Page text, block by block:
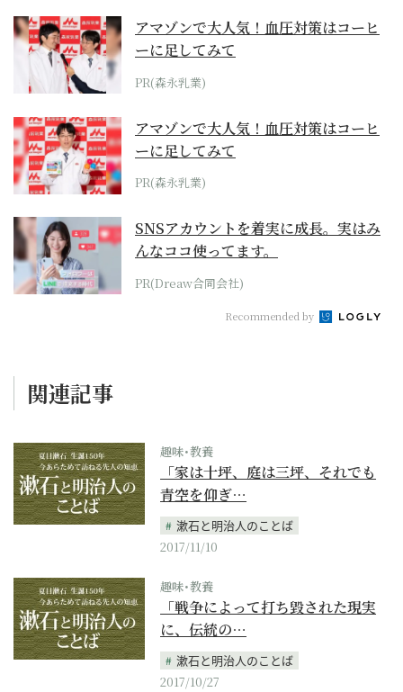
アマゾンで大人気！血圧対策はコーヒ
ーに足してみて
PR(森永乳業)
アマゾンで大人気！血圧対策はコーヒ
ーに足してみて
PR(森永乳業)
SNSアカウントを着実に成長。実はみ
んなココ使ってます。
PR(Dreaw合同会社)
Recommended by
関連記事
趣味･教養
「家は十坪、庭は三坪、それでも
青空を仰ぎ…
漱石と明治人のことば
2017/11/10
趣味･教養
「戦争によって打ち毀された現実
に、伝統の…
漱石と明治人のことば
2017/10/27